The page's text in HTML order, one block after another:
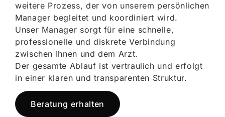
weitere Prozess, der von unserem persönlichen
Manager begleitet und koordiniert wird.
Unser Manager sorgt für eine schnelle,
professionelle und diskrete Verbindung
zwischen Ihnen und dem Arzt.
Der gesamte Ablauf ist vertraulich und erfolgt
in einer klaren und transparenten Struktur.
Beratung erhalten